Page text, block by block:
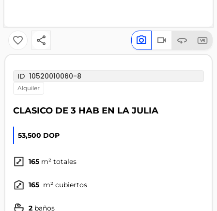
ID 10520010060-8
alquiler
CLASICO DE 3 HAB EN LA JULIA
53,500 DOP
165 m² totales
165 m² cubiertos
2 baños